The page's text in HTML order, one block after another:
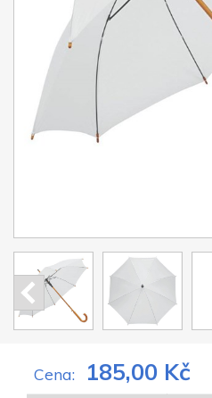
Cena: 185,00 Kč